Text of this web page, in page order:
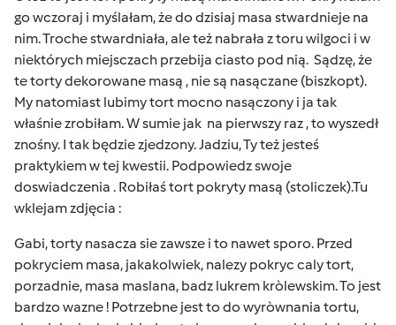
go wczoraj i myślałam, że do dzisiaj masa stwardnieje na
nim. Troche stwardniała, ale też nabrała z toru wilgoci i w
niektórych miejsczach przebija ciasto pod nią. Sądzę, że
te torty dekorowane masą , nie są nasączane (biszkopt).
My natomiast lubimy tort mocno nasączony i ja tak
właśnie zrobiłam. W sumie jak na pierwszy raz , to wyszedł
znośny. I tak będzie zjedzony. Jadziu, Ty też jesteś
praktykiem w tej kwestii. Podpowiedz swoje
doswiadczenia . Robiłaś tort pokryty masą (stoliczek).Tu
wklejam zdjęcia :
Gabi, torty nasacza sie zawsze i to nawet sporo. Przed
pokryciem masa, jakakolwiek, nalezy pokryc caly tort,
porzadnie, masa maslana, badz lukrem kròlewskim. To jest
bardzo wazne ! Potrzebne jest to do wyròwnania tortu,